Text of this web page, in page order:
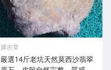
源古堂
嚴選14斤老坑天然莫西沙翡翠